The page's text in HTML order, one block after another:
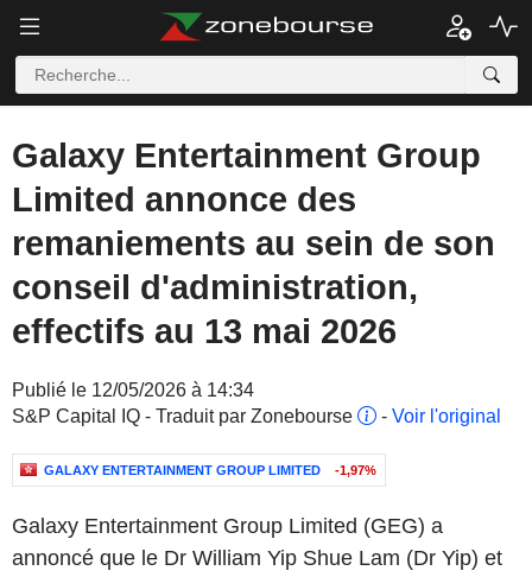
Galaxy Entertainment Group
Limited annonce des
remaniements au sein de son
conseil d'administration,
effectifs au 13 mai 2026
Publié le 12/05/2026 à 14:34
S&P Capital IQ - Traduit par Zonebourse
- Voir l'original
GALAXY ENTERTAINMENT GROUP LIMITED -1,97%
Galaxy Entertainment Group Limited (GEG) a
annoncé que le Dr William Yip Shue Lam (Dr Yip) et